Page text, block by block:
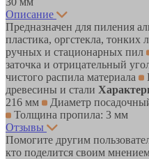
Описание
Предназначен для пиления
пластика, оргстекла,
ручных и стационарных пил
заточка и отрицательный
чистого распила материала
древесины и стали
216 мм
Диаметр
Толщина пропила: 3 мм
Отзывы
Помогите другим
кто поделится своим